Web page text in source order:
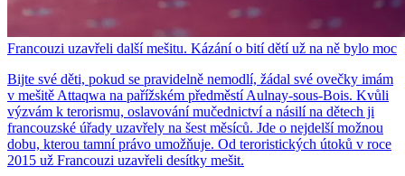
Francouzi uzavřeli další mešitu. Kázání o bití dětí už na ně bylo moc
Bijte své děti, pokud se pravidelně nemodlí, žádal své ovečky imám
v mešitě Attaqwa na pařížském předměstí Aulnay-sous-Bois. Kvůli
výzvám k terorismu, oslavování mučednictví a násilí na dětech ji
francouzské úřady uzavřely na šest měsíců. Jde o nejdelší možnou
dobu, kterou tamní právo umožňuje. Od teroristických útoků v roce
2015 už Francouzi uzavřeli desítky mešit.